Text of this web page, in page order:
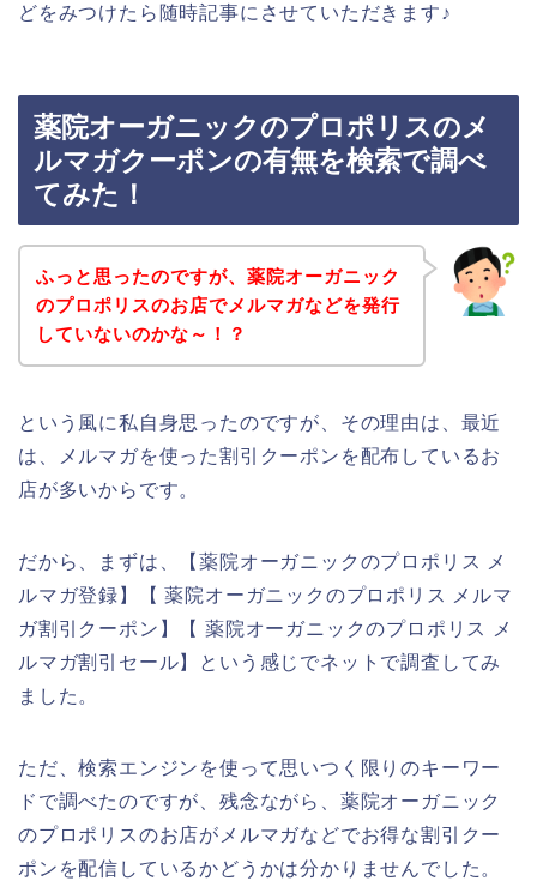
どをみつけたら随時記事にさせていただきます♪
薬院オーガニックのプロポリスのメ
ルマガクーポンの有無を検索で調べ
てみた！
ふっと思ったのですが、薬院オーガニック
のプロポリスのお店でメルマガなどを発行
していないのかな～！？
という風に私自身思ったのですが、その理由は、最近
は、メルマガを使った割引クーポンを配布しているお
店が多いからです。
だから、まずは、【薬院オーガニックのプロポリス メ
ルマガ登録】【 薬院オーガニックのプロポリス メルマ
ガ割引クーポン】【 薬院オーガニックのプロポリス メ
ルマガ割引セール】という感じでネットで調査してみ
ました。
ただ、検索エンジンを使って思いつく限りのキーワー
ドで調べたのですが、残念ながら、薬院オーガニック
のプロポリスのお店がメルマガなどでお得な割引クー
ポンを配信しているかどうかは分かりませんでした。